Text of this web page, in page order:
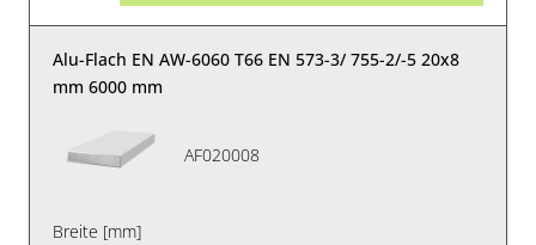
Alu-Flach EN AW-6060 T66 EN 573-3/ 755-2/-5 20x8
mm 6000 mm
AF020008
Breite [mm]